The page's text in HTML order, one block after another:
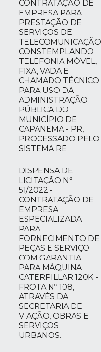
CONTRATAÇÃO DE
EMPRESA PARA
PRESTAÇÃO DE
SERVIÇOS DE
TELECOMUNICAÇÃO
CONSTEMPLANDO
TELEFONIA MÓVEL,
FIXA, VADA E
CHAMADO TÉCNICO
PARA USO DA
ADMINISTRAÇÃO
PÚBLICA DO
MUNICÍPIO DE
CAPANEMA - PR,
PROCESSADO PELO
SISTEMA RE
DISPENSA DE
LICITAÇÃO N°
51/2022 -
CONTRATAÇÃO DE
EMPRESA
ESPECIALIZADA
PARA
FORNECIMENTO DE
PEÇAS E SERVIÇO
COM GARANTIA
PARA MÁQUINA
CATERPILLAR 120K -
FROTA Nº 108,
ATRAVÉS DA
SECRETARIA DE
VIAÇÃO, OBRAS E
SERVIÇOS
URBANOS.